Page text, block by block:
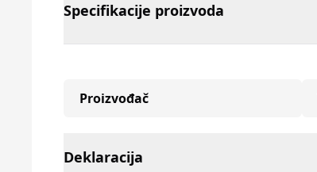
Specifikacije proizvoda
Proizvođač
Deklaracija